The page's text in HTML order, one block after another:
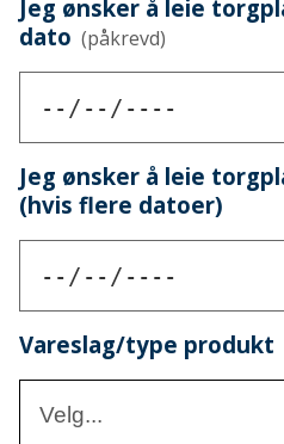
Jeg ønsker å leie
dato (påkrevd)
Jeg ønsker å leie
(hvis flere datoer)
Vareslag/type produkt
Velg...